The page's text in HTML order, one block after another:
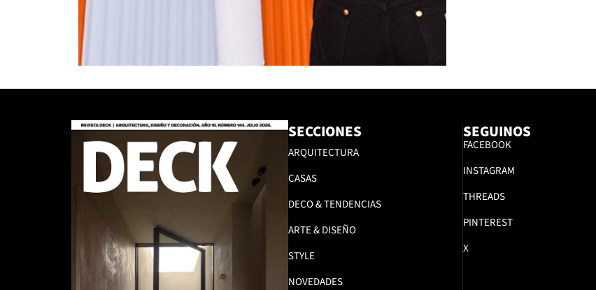
SECCIONES
ARQUITECTURA
CASAS
DECO & TENDENCIAS
ARTE & DISEÑO
STYLE
NOVEDADES
SEGUINOS
FACEBOOK
INSTAGRAM
THREADS
PINTEREST
X